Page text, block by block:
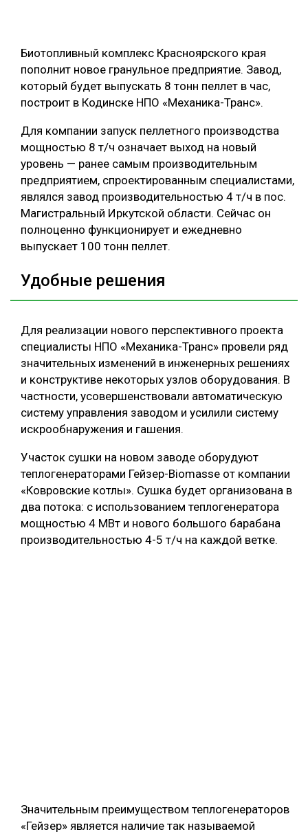
Биотопливный комплекс Красноярского края
пополнит новое гранульное предприятие. Завод,
который будет выпускать 8 тонн пеллет в час,
построит в Кодинске НПО «Механика-Транс».
Для компании запуск пеллетного производства
мощностью 8 т/ч означает выход на новый
уровень — ранее самым производительным
предприятием, спроектированным специалистами,
являлся завод производительностью 4 т/ч в пос.
Магистральный Иркутской области. Сейчас он
полноценно функционирует и ежедневно
выпускает 100 тонн пеллет.
Удобные решения
Для реализации нового перспективного проекта
специалисты НПО «Механика-Транс» провели ряд
значительных изменений в инженерных решениях
и конструктиве некоторых узлов оборудования. В
частности, усовершенствовали автоматическую
систему управления заводом и усилили систему
искрообнаружения и гашения.
Участок сушки на новом заводе оборудуют
теплогенераторами Гейзер-Biomasse от компании
«Ковровские котлы». Сушка будет организована в
два потока: с использованием теплогенератора
мощностью 4 МВт и нового большого барабана
производительностью 4-5 т/ч на каждой ветке.
Значительным преимуществом теплогенераторов
«Гейзер» является наличие так называемой